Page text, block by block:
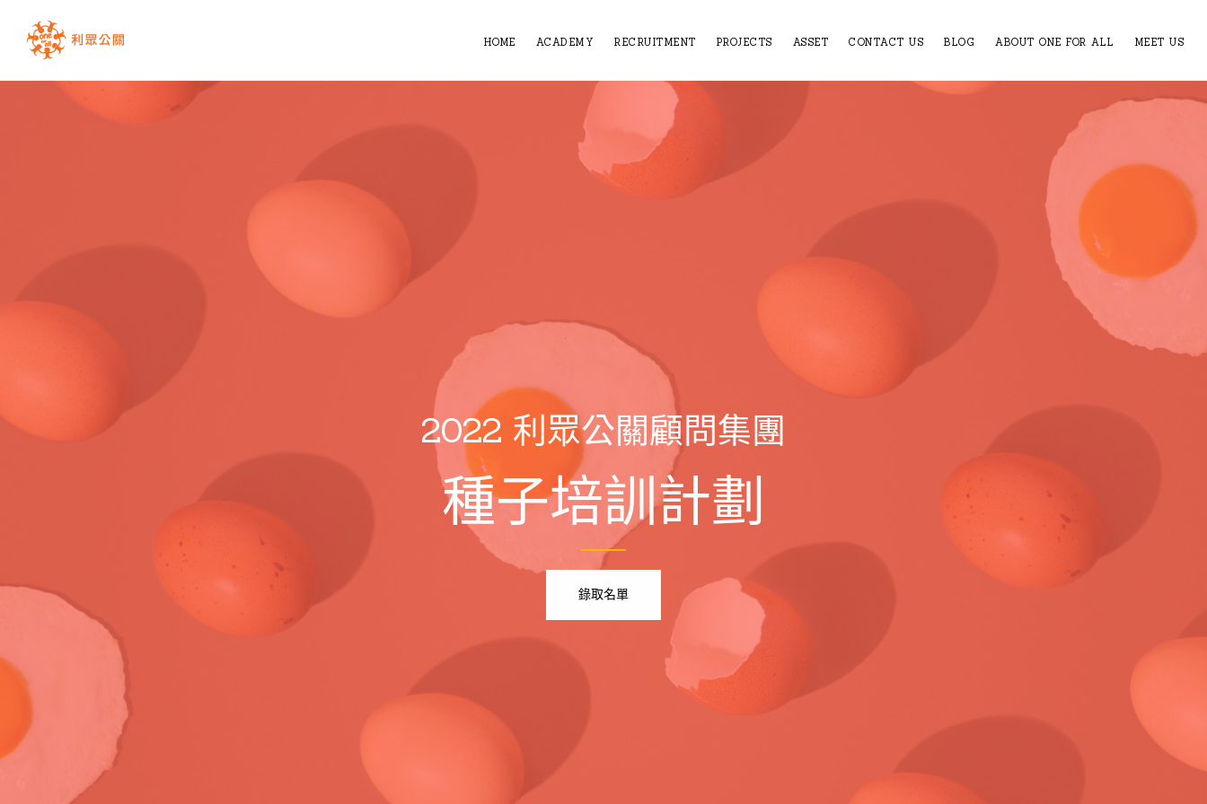
HOME ACADEMY RECRUITMENT PROJECTS ASSET CONTACT US BLOG ABOUT ONE FOR ALL MEET US
2022 利眾公關顧問集團
種子培訓計劃
錄取名單